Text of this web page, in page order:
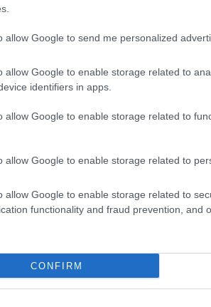
allow Google to send me personalized
allow Google to enable storage related to
identifiers in apps.
allow Google to enable storage related to
allow Google to enable storage related to
allow Google to enable storage related to
functionality and fraud prevention, and
CONFIRM
Serum 30ml Ειδικός
Όγκου
EOLIA